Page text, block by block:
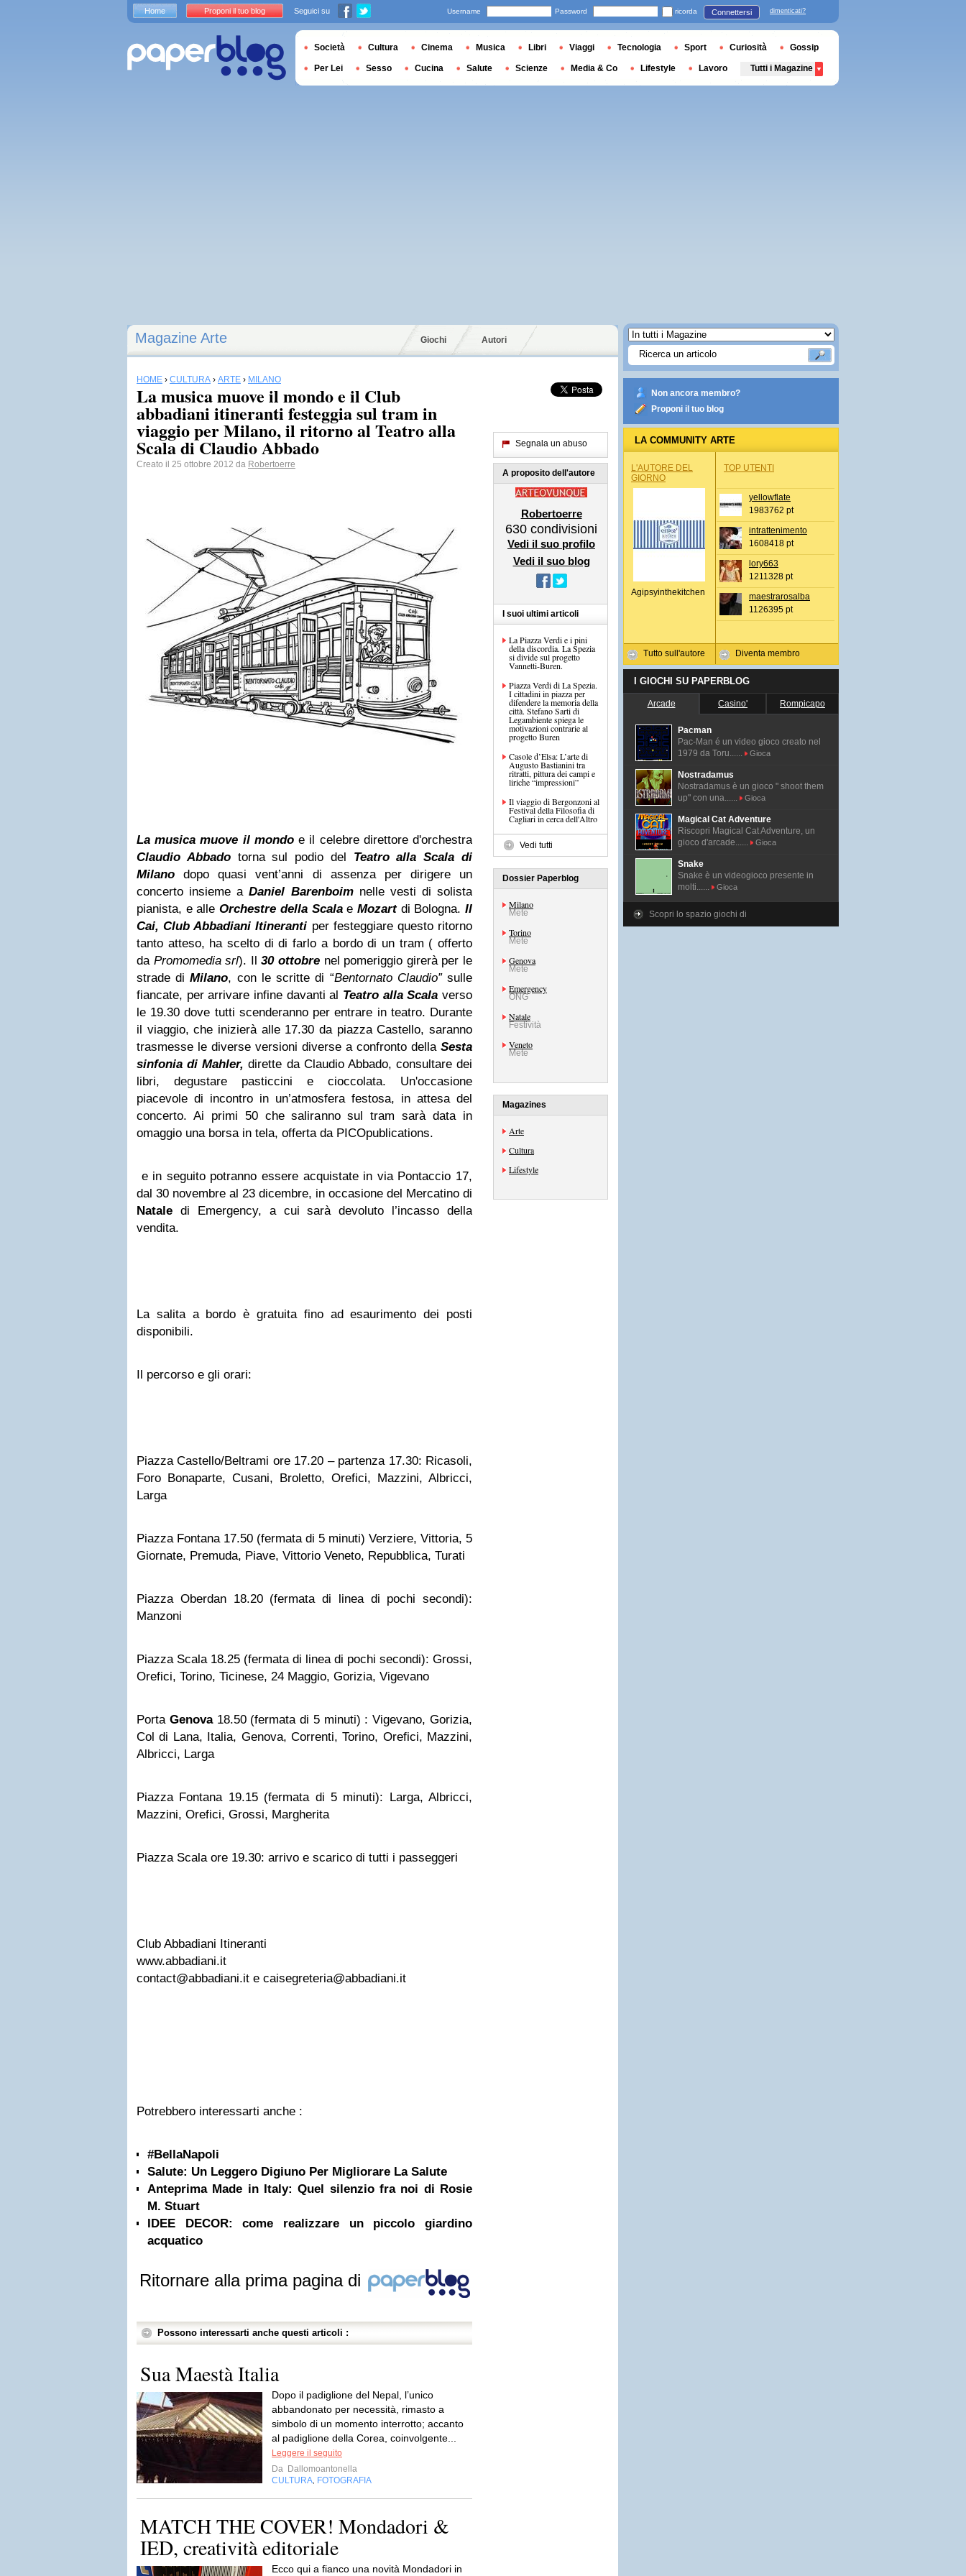
Magazine Arte Giochi Autori
HOME › CULTURA › ARTE › MILANO
La musica muove il mondo e il Club
abbadiani itineranti festeggia sul tram in
viaggio per Milano, il ritorno al Teatro alla
Scala di Claudio Abbado
Creato il 25 ottobre 2012 da Robertoerre
La musica muove il mondoe il celebre direttore d'orchestra
Claudio Abbadotorna sul podio del Teatro alla Scala di
Milano dopo quasi vent’anni di assenza per dirigere un
concerto insieme aDaniel Barenboimnelle vesti di solista
pianista, e alleOrchestre della Scalae Mozartdi Bologna.Il
Cai, Club Abbadiani Itineranti per festeggiare questo ritorno
tanto atteso, ha scelto di di farlo a bordo di un tram ( offerto
daPromomedia srl). Il30 ottobre nel pomeriggio girerà per le
strade di Milano, con le scritte di “Bentornato Claudio”sulle
fiancate, per arrivare infine davanti al Teatro alla Scala verso
le 19.30 dove tutti scenderanno per entrare in teatro. Durante
il viaggio, che inizierà alle 17.30 da piazza Castello, saranno
trasmesse le diverse versioni diverse a confronto della Sesta
sinfonia di Mahler, dirette da Claudio Abbado, consultare dei
libri, degustare pasticcini e cioccolata. Un'occasione
piacevole di incontro in un’atmosfera festosa, in attesa del
concerto. Ai primi 50 che saliranno sul tram sarà data in
omaggio una borsa in tela, offerta da PICOpublications.
e in seguito potranno essere acquistate in via Pontaccio 17,
dal 30 novembre al 23 dicembre, in occasione del Mercatino di
Natale di Emergency, a cui sarà devoluto l’incasso della
vendita.
La salita a bordo è gratuita fino ad esaurimento dei posti
disponibili.
Il percorso e gli orari:
Piazza Castello/Beltrami ore 17.20 – partenza 17.30: Ricasoli,
Foro Bonaparte, Cusani, Broletto, Orefici, Mazzini, Albricci,
Larga
Piazza Fontana 17.50 (fermata di 5 minuti) Verziere, Vittoria, 5
Giornate, Premuda, Piave, Vittorio Veneto, Repubblica, Turati
Piazza Oberdan 18.20 (fermata di linea di pochi secondi):
Manzoni
Piazza Scala 18.25 (fermata di linea di pochi secondi): Grossi,
Orefici, Torino, Ticinese, 24 Maggio, Gorizia, Vigevano
Porta Genova18.50 (fermata di 5 minuti) : Vigevano, Gorizia,
Col di Lana, Italia, Genova, Correnti, Torino, Orefici, Mazzini,
Albricci, Larga
Piazza Fontana 19.15 (fermata di 5 minuti): Larga, Albricci,
Mazzini, Orefici, Grossi, Margherita
Piazza Scala ore 19.30: arrivo e scarico di tutti i passeggeri
Club Abbadiani Itineranti
www.abbadiani.it
contact@abbadiani.it e caisegreteria@abbadiani.it
Potrebbero interessarti anche :
#BellaNapoli
Salute: Un Leggero Digiuno Per Migliorare La Salute
Anteprima Made in Italy: Quel silenzio fra noi di Rosie
M. Stuart
IDEE DECOR: come realizzare un piccolo giardino
acquatico
Ritornare alla prima pagina di
Possono interessarti anche questi articoli :
Sua Maestà Italia
Dopo il padiglione del Nepal, l’unico
abbandonato per necessità, rimasto a
simbolo di un momento interrotto; accanto
al padiglione della Corea, coinvolgente...
Leggere il seguito
Da Dallomoantonella
CULTURA FOTOGRAFIA
MATCH THE COVER! Mondadori &
IED, creatività editoriale
Ecco qui a fianco una novità Mondadori in
Segnala un abuso
A proposito dell'autore
Robertoerre
630 condivisioni
Vedi il suo profilo
Vedi il suo blog
I suoi ultimi articoli
La Piazza Verdi e i pini
della discordia. La Spezia
si divide sul progetto
Vannetti-Buren.
Piazza Verdi di La Spezia.
I cittadini in piazza per
difendere la memoria della
città. Stefano Sarti di
Legambiente spiega le
motivazioni contrarie al
progetto Buren
Casole d’Elsa: L’arte di
Augusto Bastianini tra
ritratti, pittura dei campi e
liriche “impressioni”
Il viaggio di Bergonzoni al
Festival della Filosofia di
Cagliari in cerca dell'Altro
Vedi tutti
Dossier Paperblog
Milano
Mete
Torino
Mete
Genova
Mete
Emergency
ONG
Natale
Festività
Veneto
Mete
Magazines
Arte
Cultura
Lifestyle
Non ancora membro?
Proponi il tuo blog
LA COMMUNITY ARTE
L'AUTORE DEL
GIORNO
Agipsyinthekitchen
Tutto sull'autore
TOP UTENTI
yellowflate
1983762 pt
intrattenimento
1608418 pt
lory663
1211328 pt
maestrarosalba
1126395 pt
Diventa membro
I GIOCHI SU PAPERBLOG
Arcade Casino' Rompicapo
Pacman
Pac-Man é un video gioco creato nel
1979 da Toru......
Gioca
Nostradamus
Nostradamus è un gioco " shoot them
up" con una......
Gioca
Magical Cat Adventure
Riscopri Magical Cat Adventure, un
gioco d'arcade......
Gioca
Snake
Snake è un videogioco presente in
molti......
Gioca
Scopri lo spazio giochi di
Home Proponi il tuo blog Seguici su Username Password ricorda Connettersi dimenticati?
Società Cultura Cinema Musica Libri Viaggi Tecnologia Sport Curiosità Gossip
Per Lei Sesso Cucina Salute Scienze Media & Co Lifestyle Lavoro Tutti i Magazine